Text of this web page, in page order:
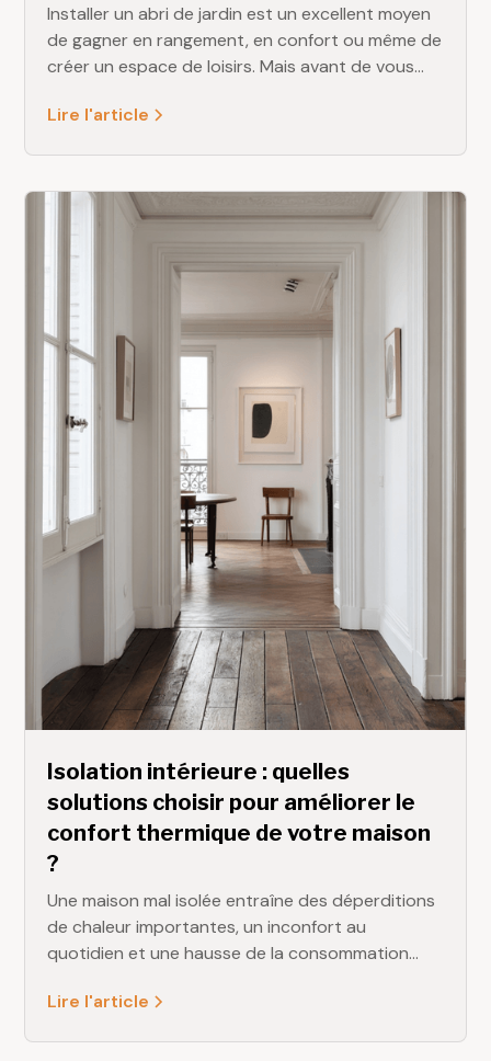
Installer un abri de jardin est un excellent moyen
de gagner en rangement, en confort ou même de
créer un espace de loisirs. Mais avant de vous
d’urbanisme en vigueur. Surface, hauteur,
extérieures.
Lire l'article
Isolation intérieure : quelles
solutions choisir pour améliorer le
confort thermique de votre maison
?
Une maison mal isolée entraîne des déperditions
de chaleur importantes, un inconfort au
quotidien et une hausse de la consommation
travaux les plus efficaces pour améliorer le
Lire l'article